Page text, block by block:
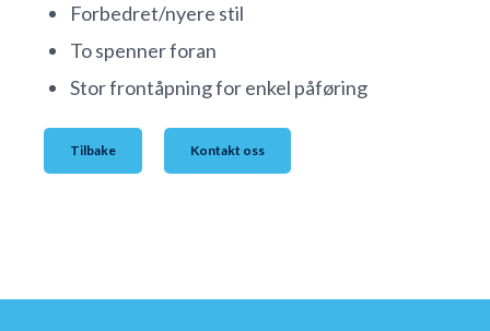
Forbedret/nyere stil
To spenner foran
Stor frontåpning for enkel påføring
Tilbake Kontakt oss